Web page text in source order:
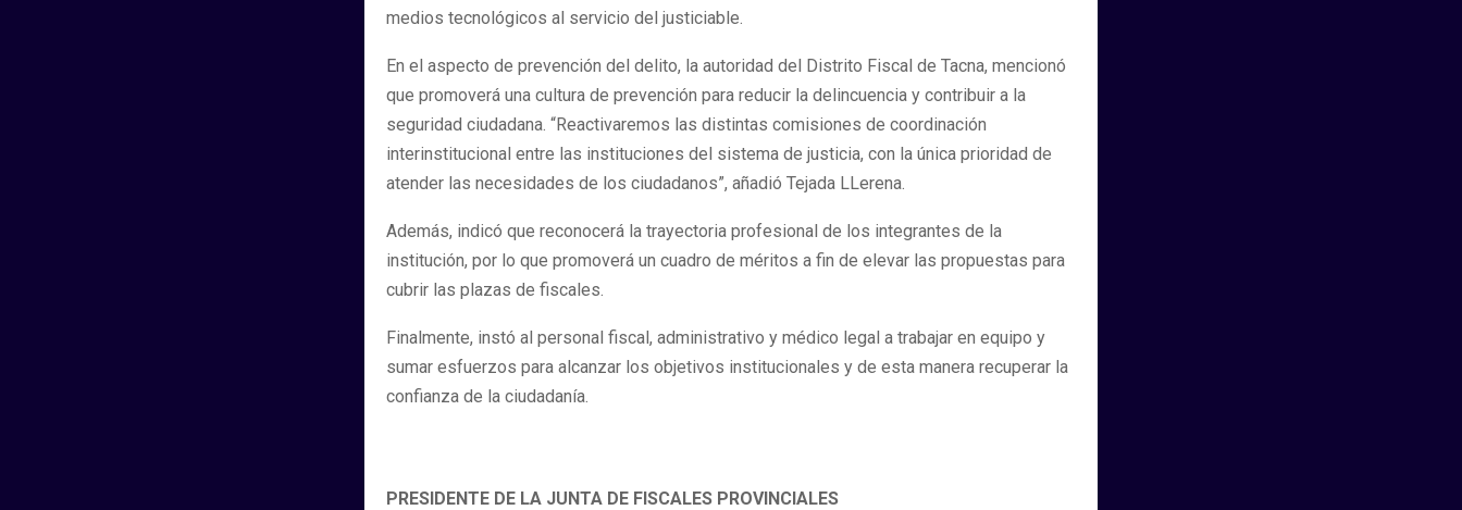
medios tecnológicos al servicio del justiciable.
En el aspecto de prevención del delito, la autoridad del Distrito Fiscal de Tacna, mencionó
que promoverá una cultura de prevención para reducir la delincuencia y contribuir a la
seguridad ciudadana. “Reactivaremos las distintas comisiones de coordinación
interinstitucional entre las instituciones del sistema de justicia, con la única prioridad de
atender las necesidades de los ciudadanos”, añadió Tejada LLerena.
Además, indicó que reconocerá la trayectoria profesional de los integrantes de la
institución, por lo que promoverá un cuadro de méritos a fin de elevar las propuestas para
cubrir las plazas de fiscales.
Finalmente, instó al personal fiscal, administrativo y médico legal a trabajar en equipo y
sumar esfuerzos para alcanzar los objetivos institucionales y de esta manera recuperar la
confianza de la ciudadanía.
PRESIDENTE DE LA JUNTA DE FISCALES PROVINCIALES